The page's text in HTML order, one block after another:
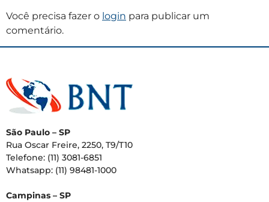
Você precisa fazer o login para publicar um
comentário.
São Paulo – SP
Rua Oscar Freire, 2250, T9/T10
Telefone: (11) 3081-6851
Whatsapp: (11) 98481-1000
Campinas – SP